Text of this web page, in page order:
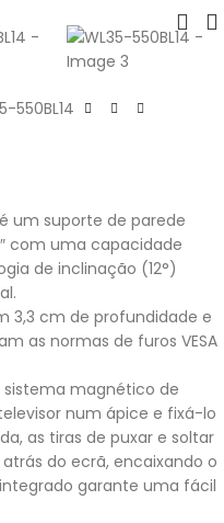
550BL14
é um suporte de parede
com uma capacidade
de inclinação (12°)
3,3 cm de profundidade e
as normas de furos VESA
sistema magnético de
num ápice e fixá-lo
as tiras de puxar e soltar
do ecrã, encaixando o
garante uma fácil